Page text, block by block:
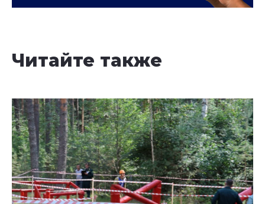
Читайте также